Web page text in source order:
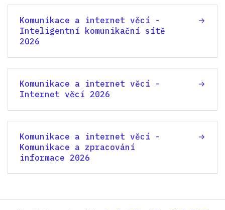
Komunikace a internet věcí -
Inteligentní komunikační sítě
2026
Komunikace a internet věcí -
Internet věcí 2026
Komunikace a internet věcí -
Komunikace a zpracování
informace 2026